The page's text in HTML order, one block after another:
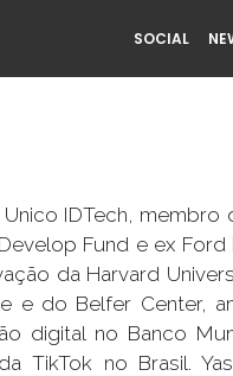
SOCIAL
IDTech,
Fund e ex
da Harvard
e do Belfer Center,
digital no Banco
TikTok no Brasil.